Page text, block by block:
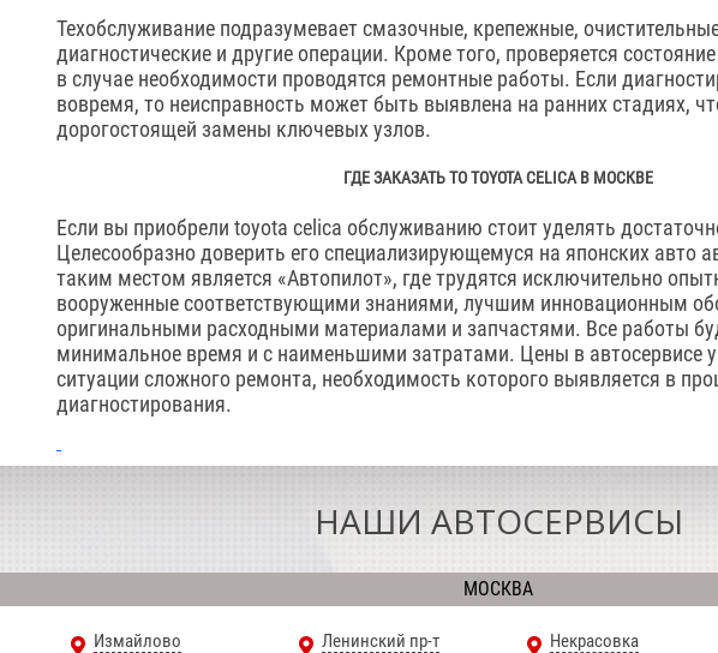
Техобслуживание подразумевает смазочные, крепежные,
диагностические и другие операции. Кроме того, проверяется
в случае необходимости проводятся ремонтные работы. Если
вовремя, то неисправность может быть выявлена на ранних стадиях,
дорогостоящей замены ключевых узлов.
ГДЕ ЗАКАЗАТЬ ТО TOYOTA CELICA В МОСКВЕ
Если вы приобрели toyota celica обслуживанию стоит уделять
Целесообразно доверить его специализирующемуся на японских авто
таким местом является «Автопилот», где трудятся исключительно
вооруженные соответствующими знаниями, лучшим инновационным
оригинальными расходными материалами и запчастями. Все работы
минимальное время и с наименьшими затратами. Цены в автосервисе
ситуации сложного ремонта, необходимость которого выявляется в
диагностирования.
НАШИ АВТОСЕРВИСЫ
МОСКВА
Измайлово
Ленинский пр-т
Некрасовка